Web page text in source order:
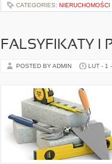
CATEGORIES: NIERUCHOMOŚCI
FALSYFIKATY I
POSTED BY ADMIN LUT - 1